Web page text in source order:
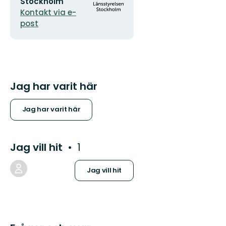
Kontakt via e-
post
Jag har varit här
Jag har varit här
Jag vill hit 1
Jag vill hit